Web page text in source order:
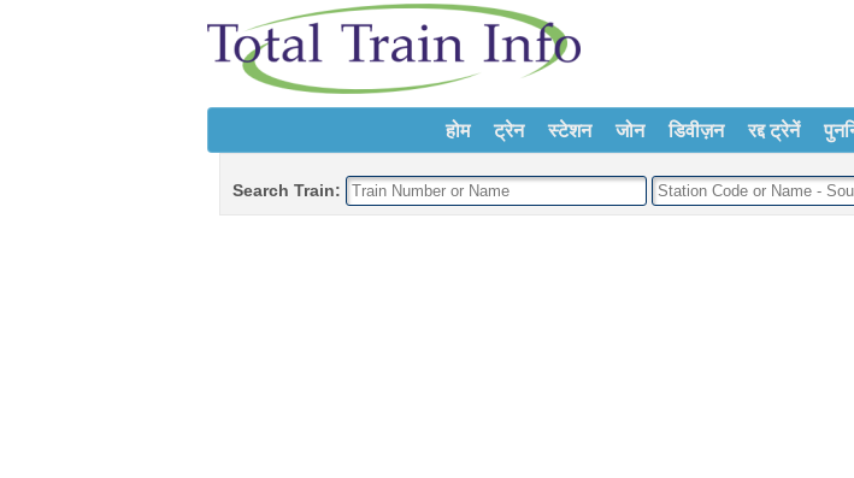
होम ट्रेन स्टेशन जोन डिवीज़न रद्द ट्रेनें
Search Train: